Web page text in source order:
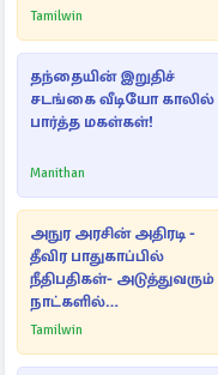
நட்புகள்
Tamilwin
தந்தையின் இறுதிச்
சடங்கை வீடியோ காலில்
பார்த்த மகள்கள்!
Manithan
அநுர அரசின் அதிரடி -
தீவிர பாதுகாப்பில்
நீதிபதிகள்- அடுத்துவரும்
நாட்களில்
அம்பலமாகவுள்ள ரகசியம்
Tamilwin